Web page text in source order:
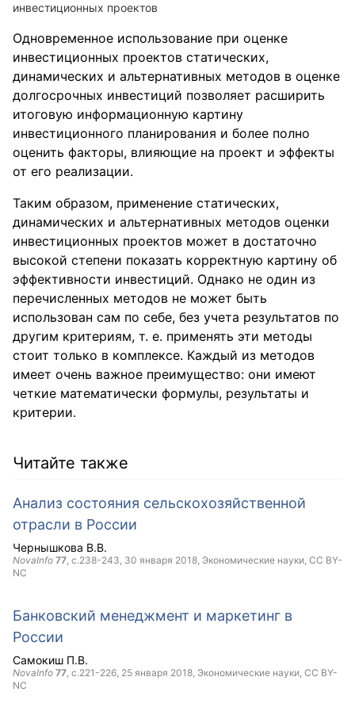
инвестиционных проектов
Одновременное использование при оценке
инвестиционных проектов статических,
динамических и альтернативных методов в оценке
долгосрочных инвестиций позволяет расширить
итоговую информационную картину
инвестиционного планирования и более полно
оценить факторы, влияющие на проект и эффекты
от его реализации.
Таким образом, применение статических,
динамических и альтернативных методов оценки
инвестиционных проектов может в достаточно
высокой степени показать корректную картину об
эффективности инвестиций. Однако не один из
перечисленных методов не может быть
использован сам по себе, без учета результатов по
другим критериям, т. е. применять эти методы
стоит только в комплексе. Каждый из методов
имеет очень важное преимущество: они имеют
четкие математически формулы, результаты и
критерии.
Читайте также
Анализ состояния сельскохозяйственной
отрасли в России
Чернышкова В.В.
NovaInfo 77, с.238-243, 30 января 2018, Экономические науки, CC BY-
NC
Банковский менеджмент и маркетинг в
России
Самокиш П.В.
NovaInfo 77, с.221-226, 25 января 2018, Экономические науки, CC BY-
NC